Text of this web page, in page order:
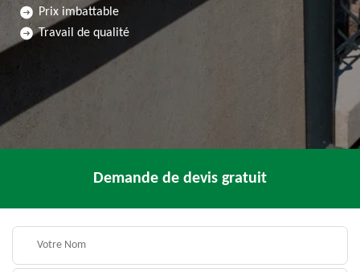
Prix imbattable
Travail de qualité
Demande de devis gratuit